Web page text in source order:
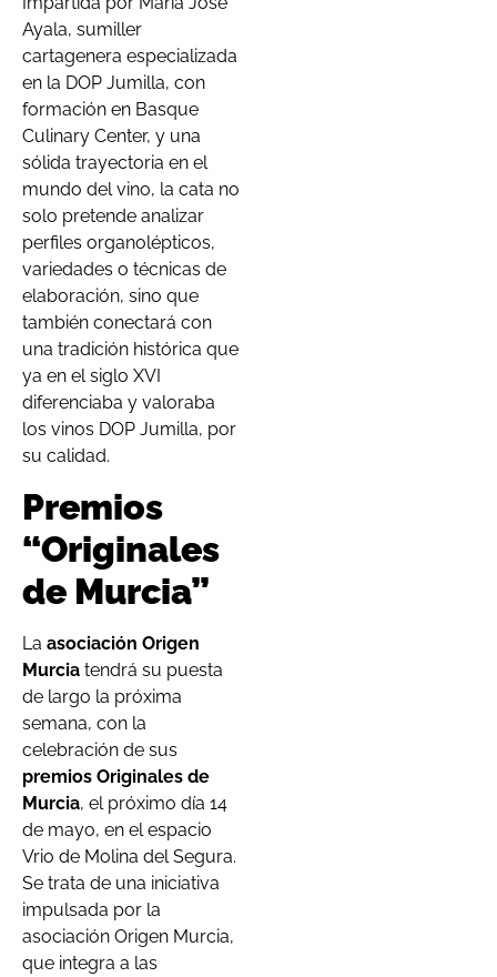
Ayala, sumiller
cartagenera especializada
en la DOP Jumilla, con
formación en Basque
Culinary Center, y una
sólida trayectoria en el
mundo del vino, la cata no
solo pretende analizar
perfiles organolépticos,
variedades o técnicas de
elaboración, sino que
también conectará con
una tradición histórica que
ya en el siglo XVI
diferenciaba y valoraba
los vinos DOP Jumilla, por
su calidad.
Premios
“Originales
de Murcia”
La asociación Origen
Murcia tendrá su puesta
de largo la próxima
semana, con la
celebración de sus
premios Originales de
Murcia, el próximo día 14
de mayo, en el espacio
Vrio de Molina del Segura.
Se trata de una iniciativa
impulsada por la
asociación Origen Murcia,
que integra a las